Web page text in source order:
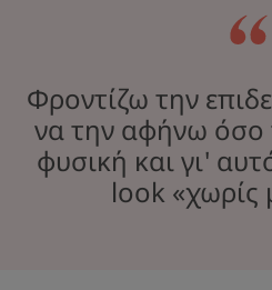
Φροντίζω την
να την αφήνω όσο
φυσική και γι'
look «χωρίς